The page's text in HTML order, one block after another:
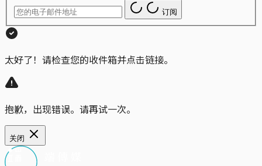
订阅
太好了！请检查您的收件箱并点击链接。
抱歉，出现错误。请再试一次。
关闭